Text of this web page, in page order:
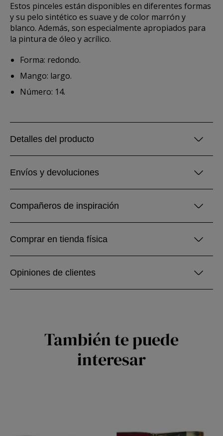
Estos pinceles están disponibles en diferentes formas
y su pelo sintético es suave y de color marrón y
blanco. Además, son especialmente apropiados para
la pintura de óleo y acrílico.
Forma: redondo.
Mango: largo.
Número: 14.
Detalles del producto
Envíos y devoluciones
Compañeros de inspiración
Comprar en tienda física
Opiniones de clientes
También te puede
interesar